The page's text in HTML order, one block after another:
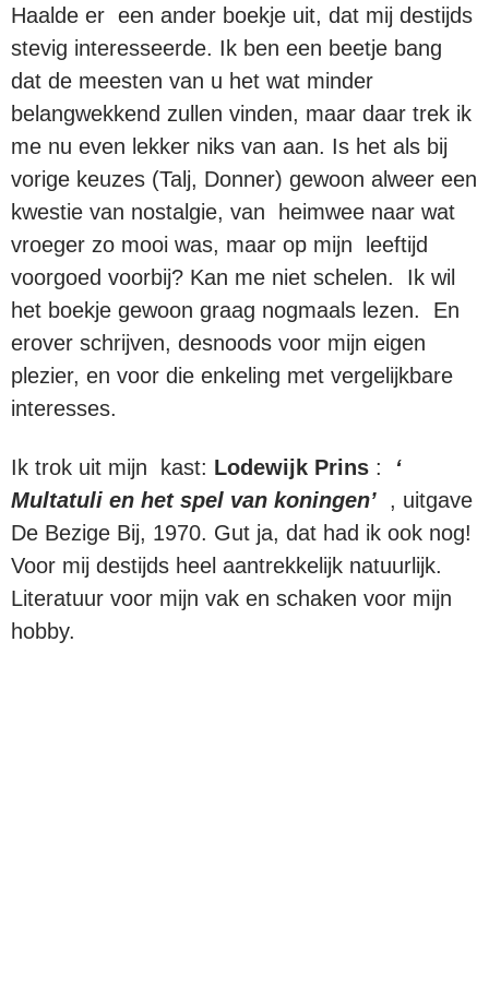
Haalde er een ander boekje uit, dat mij destijds
stevig interesseerde. Ik ben een beetje bang
dat de meesten van u het wat minder
belangwekkend zullen vinden, maar daar trek ik
me nu even lekker niks van aan. Is het als bij
vorige keuzes (Talj, Donner) gewoon alweer een
kwestie van nostalgie, van heimwee naar wat
vroeger zo mooi was, maar op mijn leeftijd
voorgoed voorbij? Kan me niet schelen. Ik wil
het boekje gewoon graag nogmaals lezen. En
erover schrijven, desnoods voor mijn eigen
plezier, en voor die enkeling met vergelijkbare
interesses.
Ik trok uit mijn kast: Lodewijk Prins : ‘
Multatuli en het spel van koningen’ , uitgave
De Bezige Bij, 1970. Gut ja, dat had ik ook nog!
Voor mij destijds heel aantrekkelijk natuurlijk.
Literatuur voor mijn vak en schaken voor mijn
hobby.